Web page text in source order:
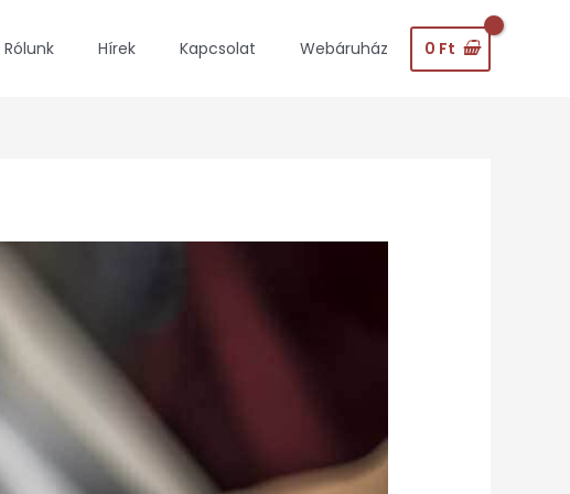
Rólunk Hírek Kapcsolat Webáruház 0 Ft